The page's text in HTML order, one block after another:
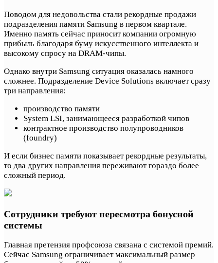
Поводом для недовольства стали рекордные продажи
подразделения памяти Samsung в первом квартале.
Именно память сейчас приносит компании огромную
прибыль благодаря буму искусственного интеллекта и
высокому спросу на DRAM-чипы.
Однако внутри Samsung ситуация оказалась намного
сложнее. Подразделение Device Solutions включает сразу
три направления:
производство памяти
System LSI, занимающееся разработкой чипов
контрактное производство полупроводников
(foundry)
И если бизнес памяти показывает рекордные результаты,
то два других направления переживают гораздо более
сложный период.
Сотрудники требуют пересмотра бонусной
системы
Главная претензия профсоюза связана с системой премий.
Сейчас Samsung ограничивает максимальный размер